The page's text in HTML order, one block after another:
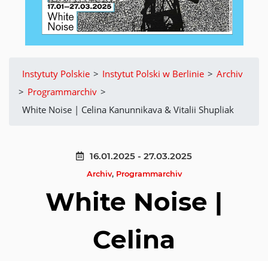
Instytuty Polskie > Instytut Polski w Berlinie > Archiv
> Programmarchiv >
White Noise | Celina Kanunnikava & Vitalii Shupliak
16.01.2025 - 27.03.2025
Archiv, Programmarchiv
White Noise |
Celina